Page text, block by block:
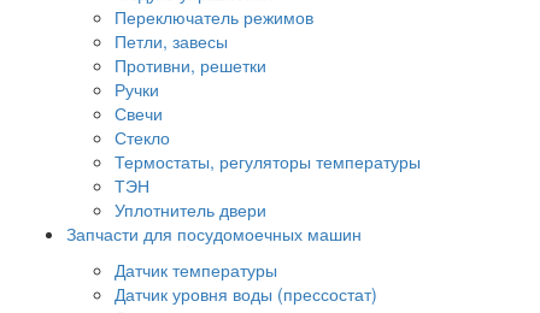
Переключатель режимов
Петли, завесы
Противни, решетки
Ручки
Свечи
Стекло
Термостаты, регуляторы температуры
ТЭН
Уплотнитель двери
Запчасти для посудомоечных машин
Датчик температуры
Датчик уровня воды (прессостат)